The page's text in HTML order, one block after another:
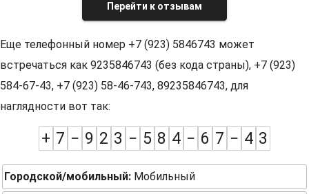
Перейти к отзывам
Еще телефонный номер +7 (923) 5846743 может
встречаться как 9235846743 (без кода страны), +7 (923)
584-67-43, +7 (923) 58-46-743, 89235846743, для
наглядности вот так:
+ 7 − 9 2 3 − 5 8 4 − 6 7 − 4 3
Городской/мобильный: Мобильный